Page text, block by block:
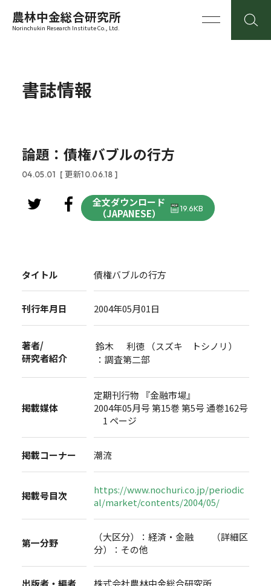
農林中金総合研究所
Norinchukin Research Institute Co., Ltd.
書誌情報
論題：債権バブルの行方
04.05.01 [ 更新10.06.18 ]
全文ダウンロード
（JAPANESE）
19.6KB
タイトル 債権バブルの行方
刊行年月日 2004年05月01日
著者/
研究者紹介
鈴木 利徳 （スズキ トシノリ）
：調査第二部
掲載媒体
定期刊行物 『金融市場』
2004年05月号 第15巻 第5号 通巻162号
1 ページ
掲載コーナー 潮流
掲載号目次
https://www.nochuri.co.jp/periodic
al/market/contents/2004/05/
第一分野
（大区分）：経済・金融 （詳細区
分）：その他